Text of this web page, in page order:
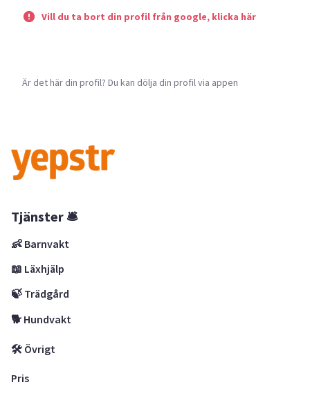
Vill du ta bort din profil från google, klicka här
Är det här din profil? Du kan dölja din profil via appen
Tjänster 🛎
👶 Barnvakt
📖 Läxhjälp
🍃 Trädgård
🐕 Hundvakt
🛠 Övrigt
Pris